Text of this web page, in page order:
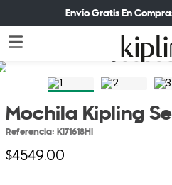
Envío Gratis En
Mochila Kipling
Referencia: KI71618HI
$4549.00